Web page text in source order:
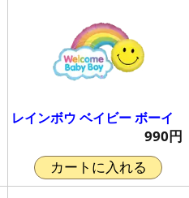
レインボウ ベイビー ボーイ
990円
カートに入れる